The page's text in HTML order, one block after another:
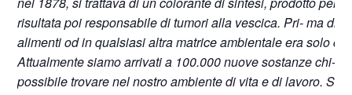
risultata poi responsabile di tumori alla vescica. Pri- ma di
alimenti od in qualsiasi altra matrice ambientale era solo
Attualmente siamo arrivati a 100.000 nuove sostanze chi-
possibile trovare nel nostro ambiente di vita e di lavoro.